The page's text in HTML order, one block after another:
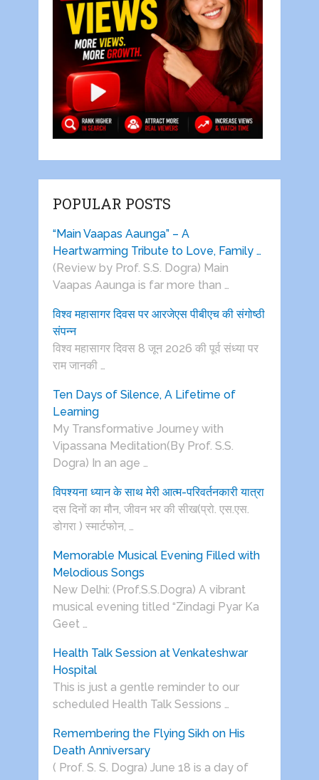
POPULAR POSTS
“Main Vaapas Aaunga” – A
Heartwarming Tribute to Love, Family …
(Review by Prof. S.S. Dogra) Main
Vaapas Aaunga is far more than …
विश्व महासागर दिवस पर आरजेएस पीबीएच की संगोष्ठी
संपन्न
विश्व महासागर दिवस 8 जून 2026 की पूर्व संध्या पर
राम जानकी …
Ten Days of Silence, A Lifetime of
Learning
My Transformative Journey with
Vipassana Meditation(By Prof. S.S.
Dogra) In an age …
विपश्यना ध्यान के साथ मेरी आत्म-परिवर्तनकारी यात्रा
दस दिनों का मौन, जीवन भर की सीख(प्रो. एस.एस.
डोगरा ) स्मार्टफोन, …
Memorable Musical Evening Filled with
Melodious Songs
New Delhi: (Prof.S.S.Dogra) A vibrant
musical evening titled “Zindagi Pyar Ka
Geet …
Health Talk Session at Venkateshwar
Hospital
This is just a gentle reminder to our
scheduled Health Talk Sessions …
Remembering the Flying Sikh on His
Death Anniversary
( Prof. S. S. Dogra) June 18 is a day of